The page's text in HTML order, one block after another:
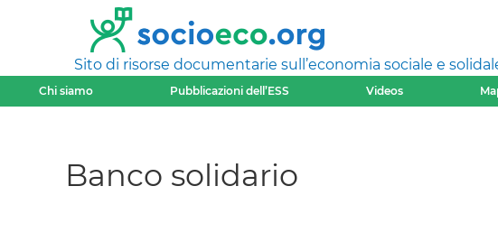
Sito di risorse documentarie sull’economia sociale e
Chi siamo Pubblicazioni dell’ESS Videos
Banco solidario